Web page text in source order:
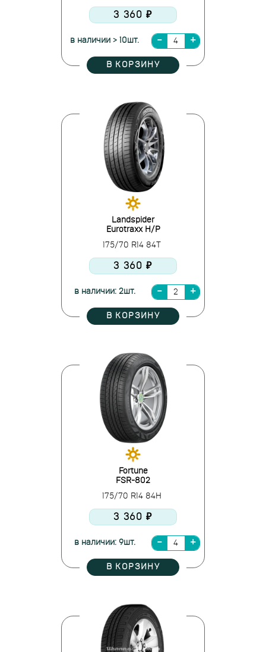
3 360 ₽
в наличии > 10шт.
В КОРЗИНУ
Landspider
Eurotraxx H/P
175/70 R14 84T
3 360 ₽
в наличии: 2шт.
В КОРЗИНУ
Fortune
FSR-802
175/70 R14 84H
3 360 ₽
в наличии: 9шт.
В КОРЗИНУ